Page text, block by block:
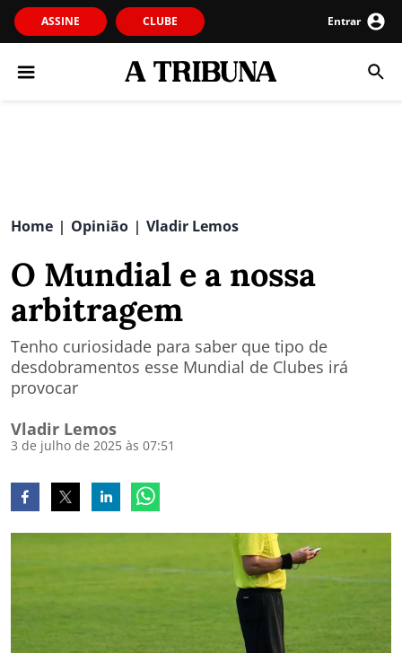
ASSINE CLUBE Entrar
Home | Opinião | Vladir Lemos
O Mundial e a nossa
arbitragem
Tenho curiosidade para saber que tipo de
desdobramentos esse Mundial de Clubes irá
provocar
Vladir Lemos
3 de julho de 2025 às 07:51